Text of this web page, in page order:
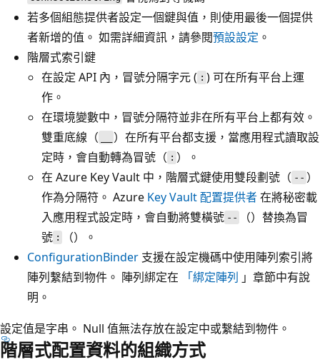
若多個組態提供者設定一個鍵與值，則使用最後一個提供
者新增的值。 如需詳細資訊，請參閱預設設定 。
階層式索引鍵
在設定 API 內，冒號分隔字元 ( : ) 可在所有平台上運
作。
在環境變數中，冒號分隔符並非在所有平台上都有效。
雙重底線（
）在所有平台都支援，當應用程式讀取設
定時，會自動轉為冒號（ : ）。
在 Azure Key Vault 中，階層式鍵使用雙段劃號（ -- ）
作為分隔符。 Azure Key Vault 配置提供者在將秘密載
入應用程式設定時，會自動將雙橫號 --
（）替換為冒
號 :
（）。
ConfigurationBinder 支援在設定機碼中使用陣列索引將
陣列繫結到物件。 陣列綁定在
「綁定陣列 」章節中有說
明。
設定值是字串。 Null 值無法存放在設定中或繫結到物件。
階層式配置資料的組織方式